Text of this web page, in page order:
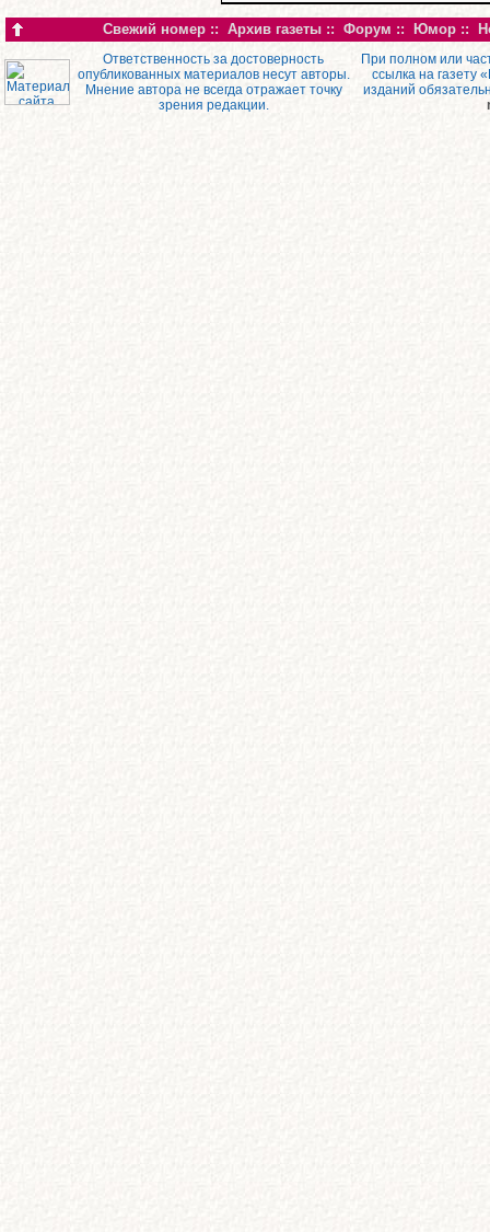
Свежий номер :: Архив газеты :: Форум :: Юмор ::
Ответственность за достоверность
опубликованных материалов несут авторы.
Мнение автора не всегда отражает точку
зрения редакции.
При полном или
ссылка на газету
изданий